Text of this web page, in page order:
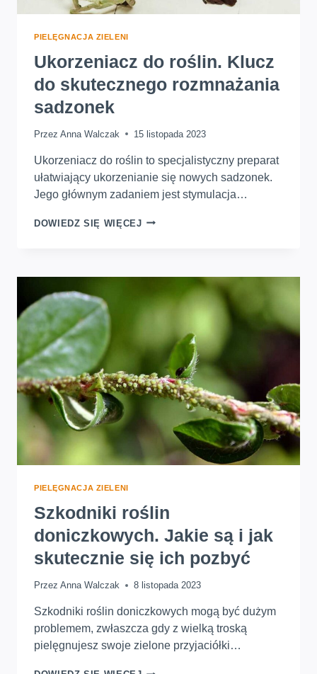
PIELĘGNACJA ZIELENI
Ukorzeniacz do roślin. Klucz
do skutecznego rozmnażania
sadzonek
Przez Anna Walczak 15 listopada 2023
Ukorzeniacz do roślin to specjalistyczny preparat
ułatwiający ukorzenianie się nowych sadzonek.
Jego głównym zadaniem jest stymulacja…
DOWIEDZ SIĘ WIĘCEJUKORZENIACZ
SKUTECZNEGO
ROZMNAŻANIA
PIELĘGNACJA ZIELENI
Szkodniki roślin
doniczkowych. Jakie są i jak
skutecznie się ich pozbyć
Przez Anna Walczak 8 listopada 2023
Szkodniki roślin doniczkowych mogą być dużym
problemem, zwłaszcza gdy z wielką troską
pielęgnujesz swoje zielone przyjaciółki…
SZKODNIKI